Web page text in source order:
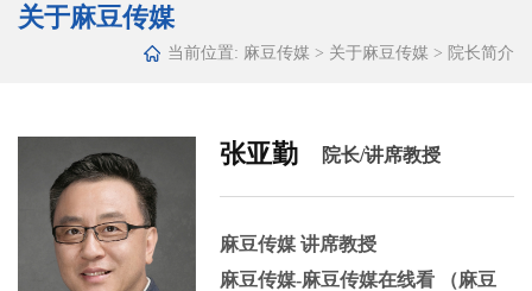
关于麻豆传媒
当前位置: 麻豆传媒 > 关于麻豆传媒 > 院长简介
张亚勤 院长/讲席教授
麻豆传媒 讲席教授
麻豆传媒-麻豆传媒在线看 （麻豆